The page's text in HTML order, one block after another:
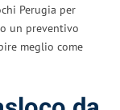
Perugia per
un preventivo
meglio come